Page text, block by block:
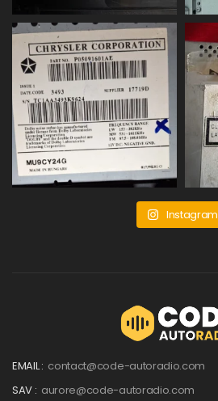
Instagram
EMAIL : contact@code-autoradio.com
SAV : aurore@code-autoradio.com